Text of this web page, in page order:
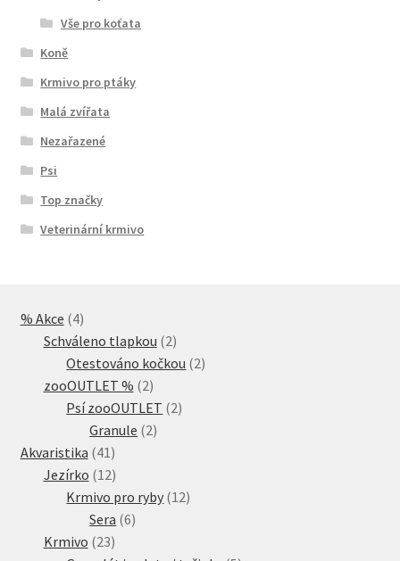
Vše pro koťata
Koně
Krmivo pro ptáky
Malá zvířata
Nezařazené
Psi
Top značky
Veterinární krmivo
% Akce 44
produkty
Schváleno tlapkou 22
produkty
Otestováno kočkou 22
zooOUTLET % 22
produkty
Psí zooOUTLET 22
Granule 22
Akvaristika 41 41
produktů
Jezírko 1212
produktů
Krmivo pro ryby 1212
Sera 66
Krmivo 2323